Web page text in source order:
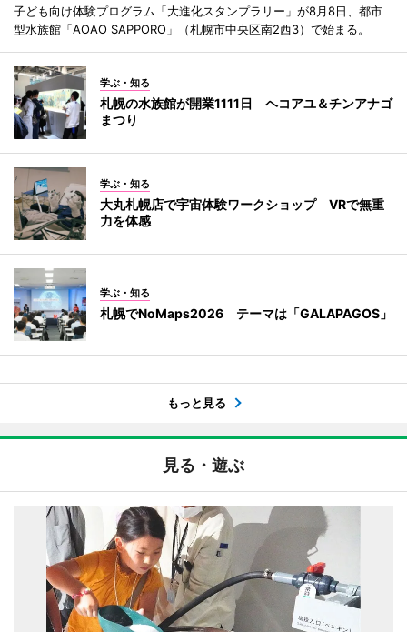
子ども向け体験プログラム「大進化スタンプラリー」が8月8日、都市
型水族館「AOAO SAPPORO」（札幌市中央区南2西3）で始まる。
学ぶ・知る
札幌の水族館が開業1111日 ヘコアユ＆チンアナゴ
まつり
学ぶ・知る
大丸札幌店で宇宙体験ワークショップ VRで無重
力を体感
学ぶ・知る
札幌でNoMaps2026 テーマは「GALAPAGOS」
もっと見る
見る・遊ぶ